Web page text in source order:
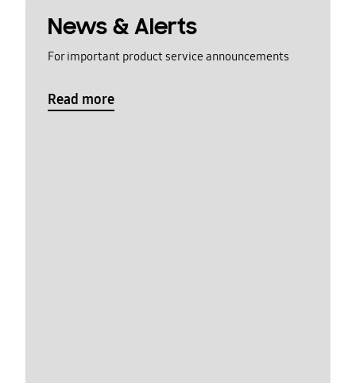
News & Alerts
For important product service announcements
Read more